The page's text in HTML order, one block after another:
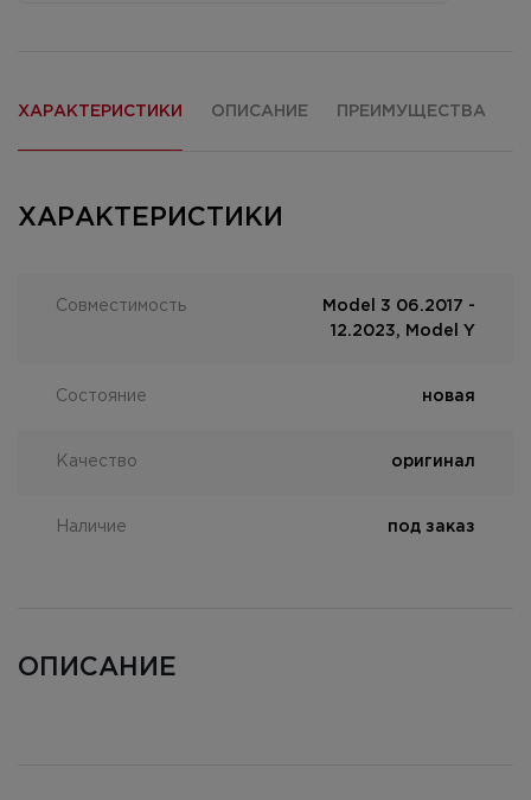
ХАРАКТЕРИСТИКИ ОПИСАНИЕ ПРЕИМУЩЕСТВА
ХАРАКТЕРИСТИКИ
Совместимость
Model 3 06.2017 -
12.2023, Model Y
Состояние новая
Качество оригинал
Наличие под заказ
ОПИСАНИЕ